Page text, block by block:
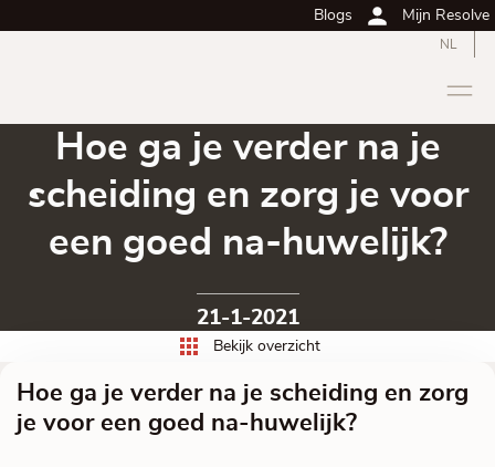
Blogs Mijn Resolve
NL
Hoe ga je verder na je
scheiding en zorg je voor
een goed na-huwelijk?
21-1-2021
Bekijk overzicht
Hoe ga je verder na je scheiding en zorg
je voor een goed na-huwelijk?